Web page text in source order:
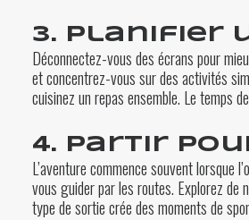
3. Planifier
Déconnectez-vous des écrans pour
et concentrez-vous sur des activités
cuisinez un repas ensemble. Le temps
4. Partir
L’aventure commence souvent lorsque
vous guider par les routes. Explorez de
type de sortie crée des moments de